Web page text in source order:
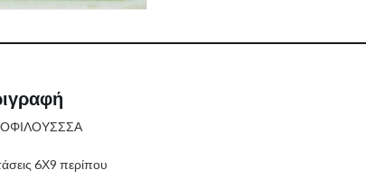
6Χ9 περίπου